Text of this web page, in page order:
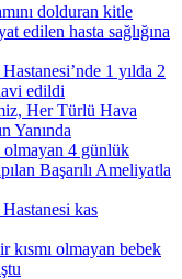
dolduran kitle
edilen hasta sağlığına
1 yılda 2
edildi
Her Türlü Hava
Yanında
olmayan 4 günlük
Başarılı Ameliyatla
kas
kısmı olmayan bebek